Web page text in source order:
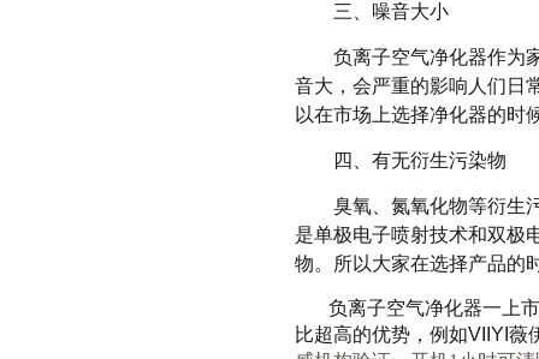
三、 噪音大小
负离子空气净化器作为
音大，会严重的影响人们日
以在市场上选择净化器的时
四、 有无衍生污染物
臭氧、氮氧化物等衍生
是单极电子喷射技术和双极
物。所以大家在选择产品的
负离子空气净化器一上
比超高的优势，例如VIIYI薇